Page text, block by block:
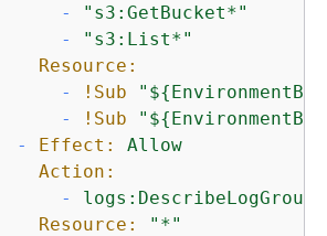
-
"s3:GetBucket*"
-
"s3:List*"
Resource:
-
!Sub "${
-
!Sub "${
-
Effect:
Allow
Action:
-
logs:DescribeLogGroups
Resource:
"*"